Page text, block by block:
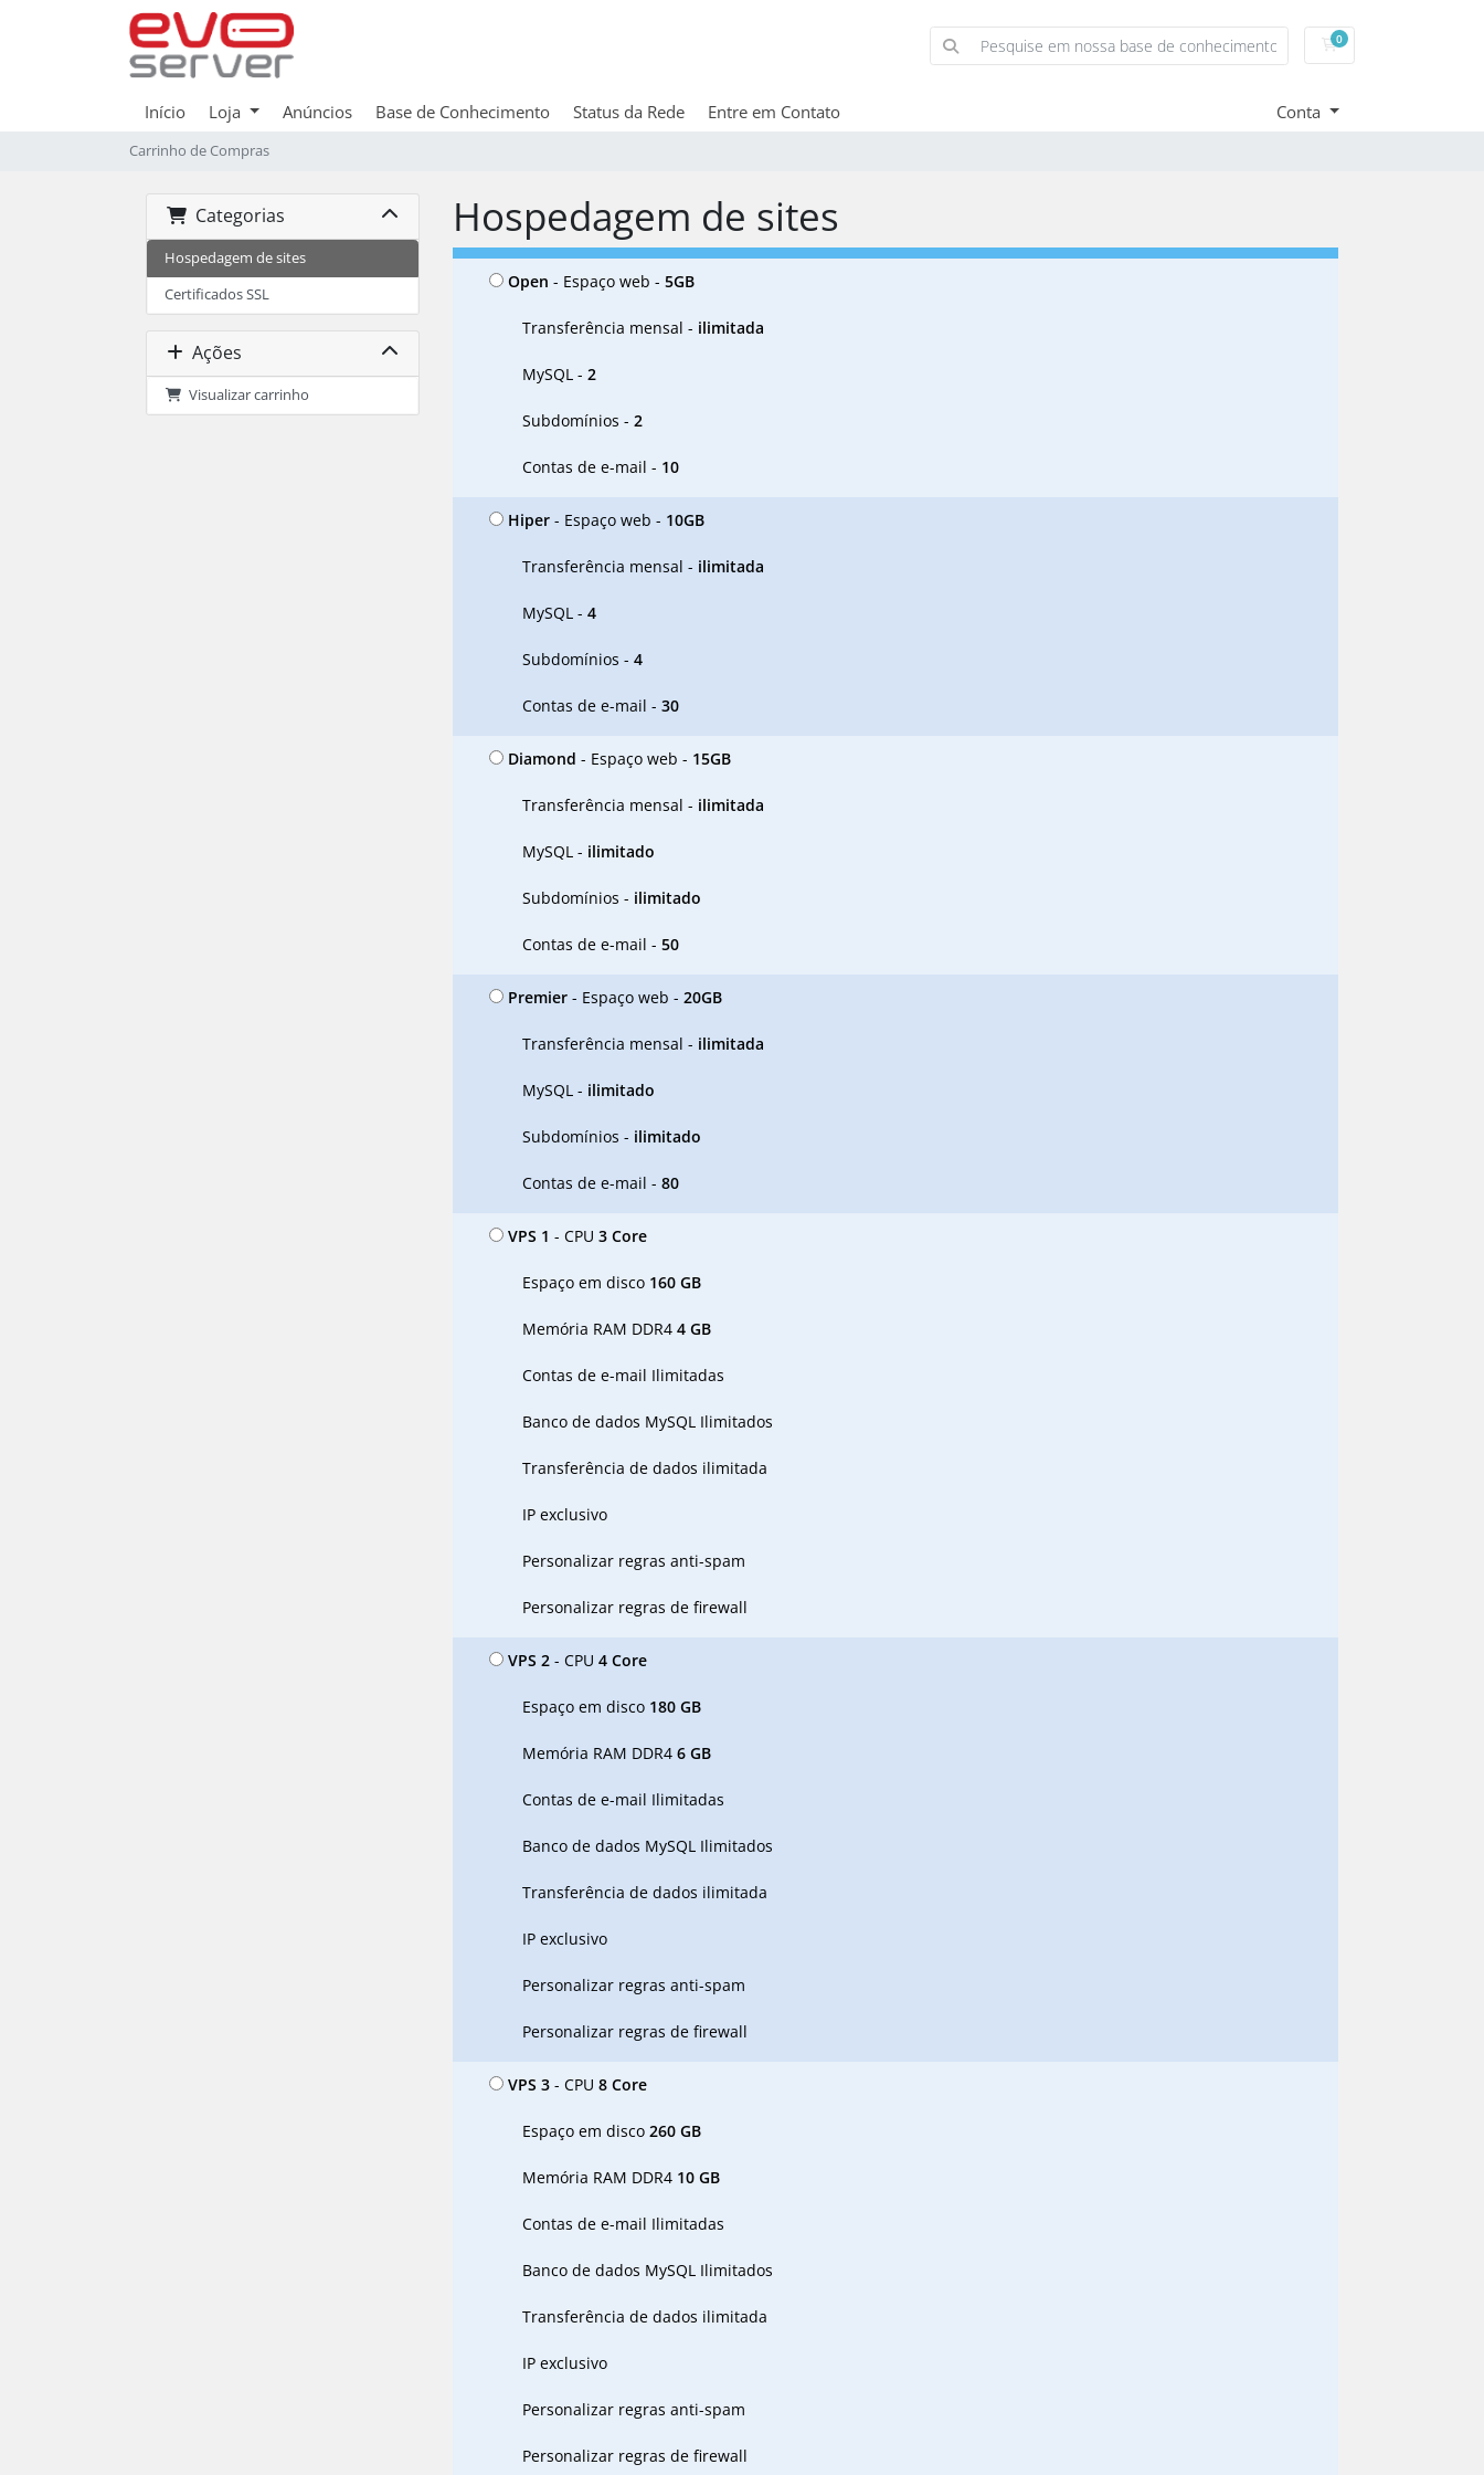
0Carrinho de Compras
Início Loja Anúncios Base de Conhecimento Status da Rede Entre em Contato Conta
Carrinho de Compras
Hospedagem de sites
Categorias
Hospedagem de sites
Certificados SSL
Ações
Visualizar carrinho
Open - Espaço web - 5GB
Transferência mensal - ilimitada
MySQL - 2
Subdomínios - 2
Contas de e-mail - 10
Hiper- Espaço web - 10GB
Transferência mensal - ilimitada
MySQL - 4
Subdomínios - 4
Contas de e-mail - 30
Diamond - Espaço web - 15GB
Transferência mensal - ilimitada
MySQL - ilimitado
Subdomínios - ilimitado
Contas de e-mail - 50
Premier- Espaço web - 20GB
Transferência mensal - ilimitada
MySQL - ilimitado
Subdomínios - ilimitado
Contas de e-mail - 80
VPS 1 - CPU 3 Core
Espaço em disco 160 GB
Memória RAM DDR4 4 GB
Contas de e-mail Ilimitadas
Banco de dados MySQL Ilimitados
Transferência de dados ilimitada
IP exclusivo
Personalizar regras anti-spam
Personalizar regras de firewall
VPS 2- CPU 4 Core
Espaço em disco 180 GB
Memória RAM DDR4 6 GB
Contas de e-mail Ilimitadas
Banco de dados MySQL Ilimitados
Transferência de dados ilimitada
IP exclusivo
Personalizar regras anti-spam
Personalizar regras de firewall
VPS 3- CPU 8 Core
Espaço em disco 260 GB
Memória RAM DDR4 10 GB
Contas de e-mail Ilimitadas
Banco de dados MySQL Ilimitados
Transferência de dados ilimitada
IP exclusivo
Personalizar regras anti-spam
Personalizar regras de firewall